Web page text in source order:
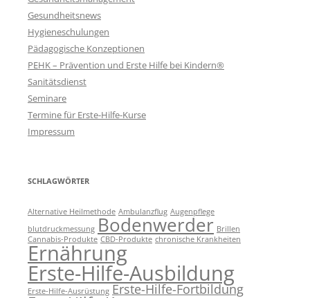
Gesundheitsnews
Hygieneschulungen
Pädagogische Konzeptionen
PEHK – Prävention und Erste Hilfe bei Kindern®
Sanitätsdienst
Seminare
Termine für Erste-Hilfe-Kurse
Impressum
SCHLAGWÖRTER
Alternative Heilmethode Ambulanzflug Augenpflege
blutdruckmessung Bodenwerder Brillen
Cannabis-Produkte CBD-Produkte chronische Krankheiten
Ernährung
Erste-Hilfe-Ausbildung
Erste-Hilfe-Ausrüstung Erste-Hilfe-Fortbildung